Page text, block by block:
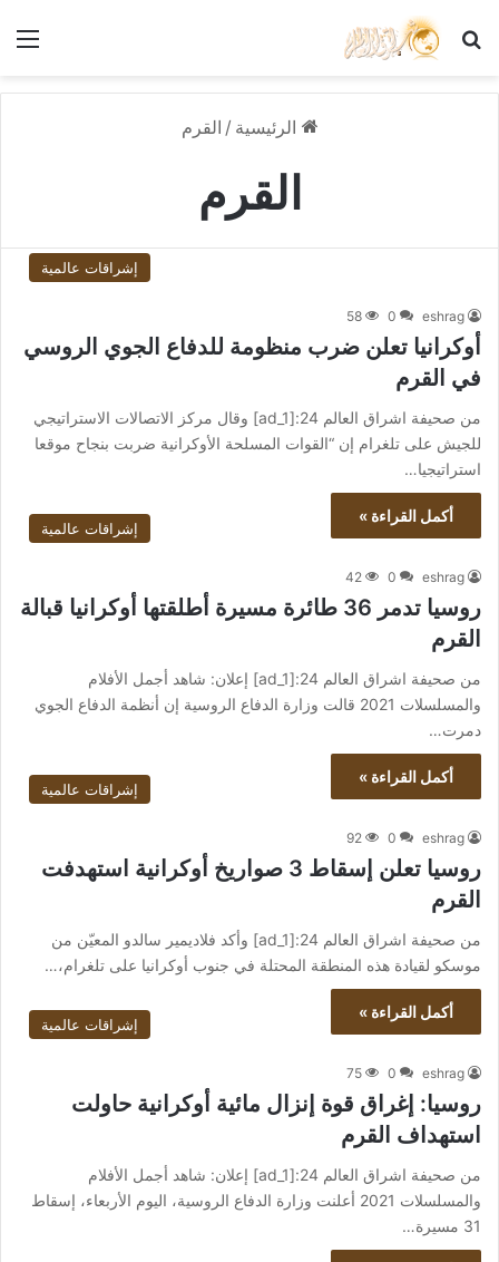
بحث عن
الرئيسية / القرم
القرم
إشراقات عالمية
eshrag
0
58
أوكرانيا تعلن ضرب منظومة للدفاع الجوي الروسي
في القرم
من صحيفة اشراق العالم 24:[ad_1] وقال مركز الاتصالات الاستراتيجي
للجيش على تلغرام إن “القوات المسلحة الأوكرانية ضربت بنجاح موقعا
استراتيجيا…
أكمل القراءة »
إشراقات عالمية
eshrag
0
42
روسيا تدمر 36 طائرة مسيرة أطلقتها أوكرانيا قبالة
القرم
من صحيفة اشراق العالم 24:[ad_1] إعلان: شاهد أجمل الأفلام
والمسلسلات 2021 قالت وزارة الدفاع الروسية إن أنظمة الدفاع الجوي
دمرت…
أكمل القراءة »
إشراقات عالمية
eshrag
0
92
روسيا تعلن إسقاط 3 صواريخ أوكرانية استهدفت
القرم
من صحيفة اشراق العالم 24:[ad_1] وأكد فلاديمير سالدو المعيّن من
موسكو لقيادة هذه المنطقة المحتلة في جنوب أوكرانيا على تلغرام،…
أكمل القراءة »
إشراقات عالمية
eshrag
0
75
روسيا: إغراق قوة إنزال مائية أوكرانية حاولت
استهداف القرم
من صحيفة اشراق العالم 24:[ad_1] إعلان: شاهد أجمل الأفلام
والمسلسلات 2021 أعلنت وزارة الدفاع الروسية، اليوم الأربعاء، إسقاط
31 مسيرة…